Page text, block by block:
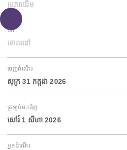
ប្រភពដើម
ទៅ
គោលដៅ
ចេញដំណើរ
សុក្រ 31 កក្កដា 2026
ត្រឡប់មកវិញ
សៅរ៍ 1 សីហា 2026
អ្នកដំណើរ